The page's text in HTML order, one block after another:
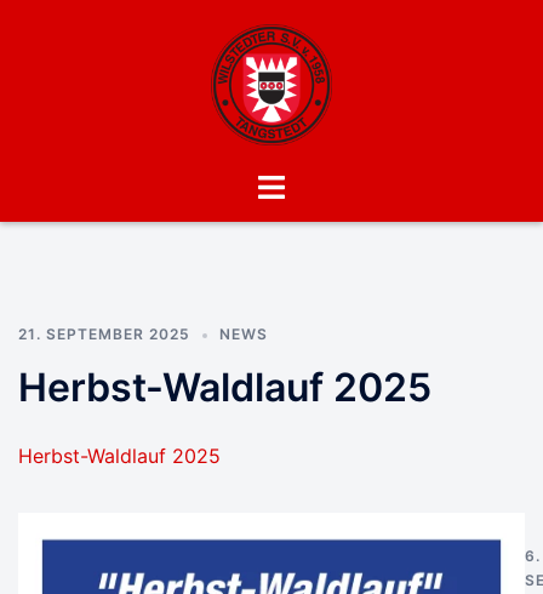
Menü
21. SEPTEMBER 2025 NEWS
Herbst-Waldlauf 2025
Herbst-Waldlauf 2025
6.